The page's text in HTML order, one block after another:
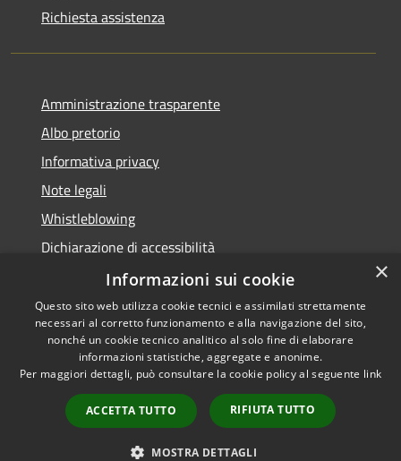
Richiesta assistenza
Amministrazione trasparente
Albo pretorio
Informativa privacy
Note legali
Whistleblowing
Dichiarazione di accessibilità
Obiettivi di accessibilità
RSS
Accessibilità
Copyright © 2026 • Comune di
Municipium•
Accesso
redazione
×
Informazioni sui cookie
Questo sito web utilizza cookie tecnici e assimilati strettamente
necessari al corretto funzionamento e alla navigazione del sito,
nonché un cookie tecnico analitico al solo fine di elaborare
informazioni statistiche, aggregate e anonime.
Per maggiori dettagli, può consultare la cookie policy al seguente link
ACCETTA TUTTO RIFIUTA TUTTO
MOSTRA DETTAGLI